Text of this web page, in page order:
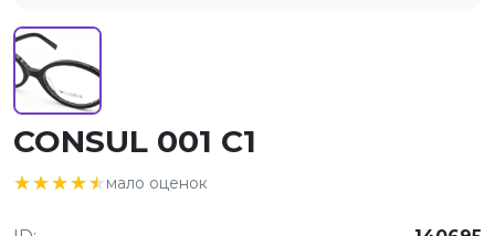
CONSUL 001 C1
★★★★★
★★★★★мало оценок